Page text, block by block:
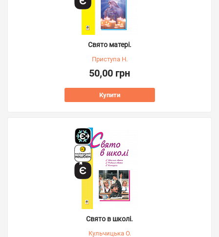
Свято матері.
Приступа Н.
50,00 грн
Купити
Свято в школі.
Кульчицька О.